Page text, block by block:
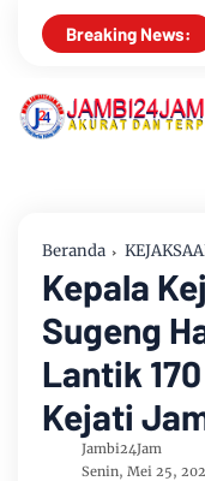
Breaking News:
Pasokan Air
Beranda
Kepala
Sugeng
Lantik
Kejati
Jambi24Jam
Senin, Mei 25,